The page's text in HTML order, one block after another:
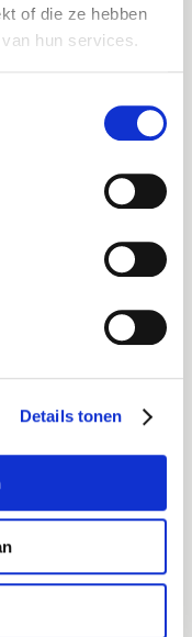
of die ze hebben
hun services.
Details tonen
bij
een mooi salaris
je tussen het
statement